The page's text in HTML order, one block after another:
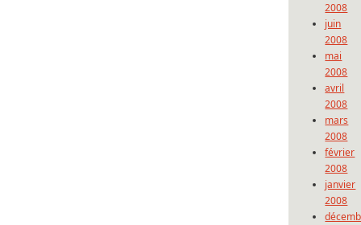
2008
juin
2008
mai
2008
avril
2008
mars
2008
février
2008
janvier
2008